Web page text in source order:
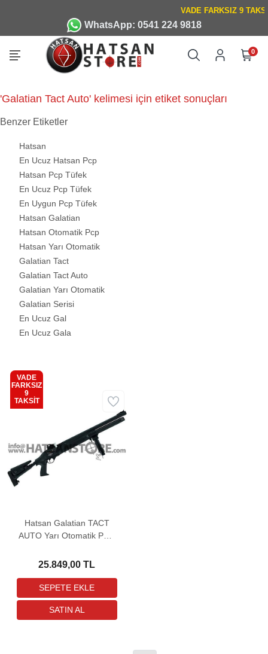
WhatsApp: 0541 224 9818
0
'Galatian Tact Auto' kelimesi için etiket sonuçları
Benzer Etiketler
Hatsan
En Ucuz Hatsan Pcp
Hatsan Pcp Tüfek
En Ucuz Pcp Tüfek
En Uygun Pcp Tüfek
Hatsan Galatian
Hatsan Otomatik Pcp
Hatsan Yarı Otomatik
Galatian Tact
Galatian Tact Auto
Galatian Yarı Otomatik
Galatian Serisi
En Ucuz Gal
En Ucuz Gala
Hatsan Galatian TACT
AUTO Yarı Otomatik PCP
25.849,00 TL
VADE
FARKSIZ
9
TAKSİT
Kargo
Bedava